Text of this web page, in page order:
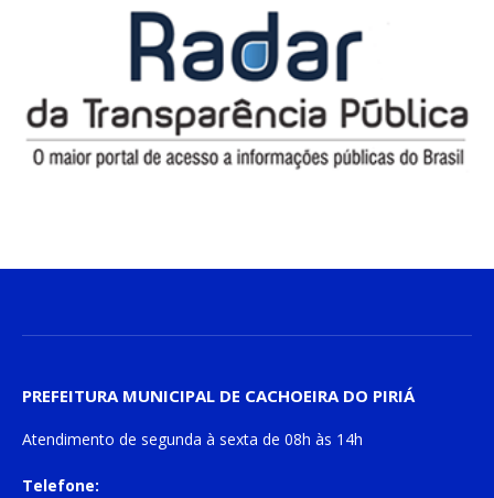
PREFEITURA MUNICIPAL DE CACHOEIRA DO PIRIÁ
Atendimento de segunda à sexta de 08h às 14h
Telefone: